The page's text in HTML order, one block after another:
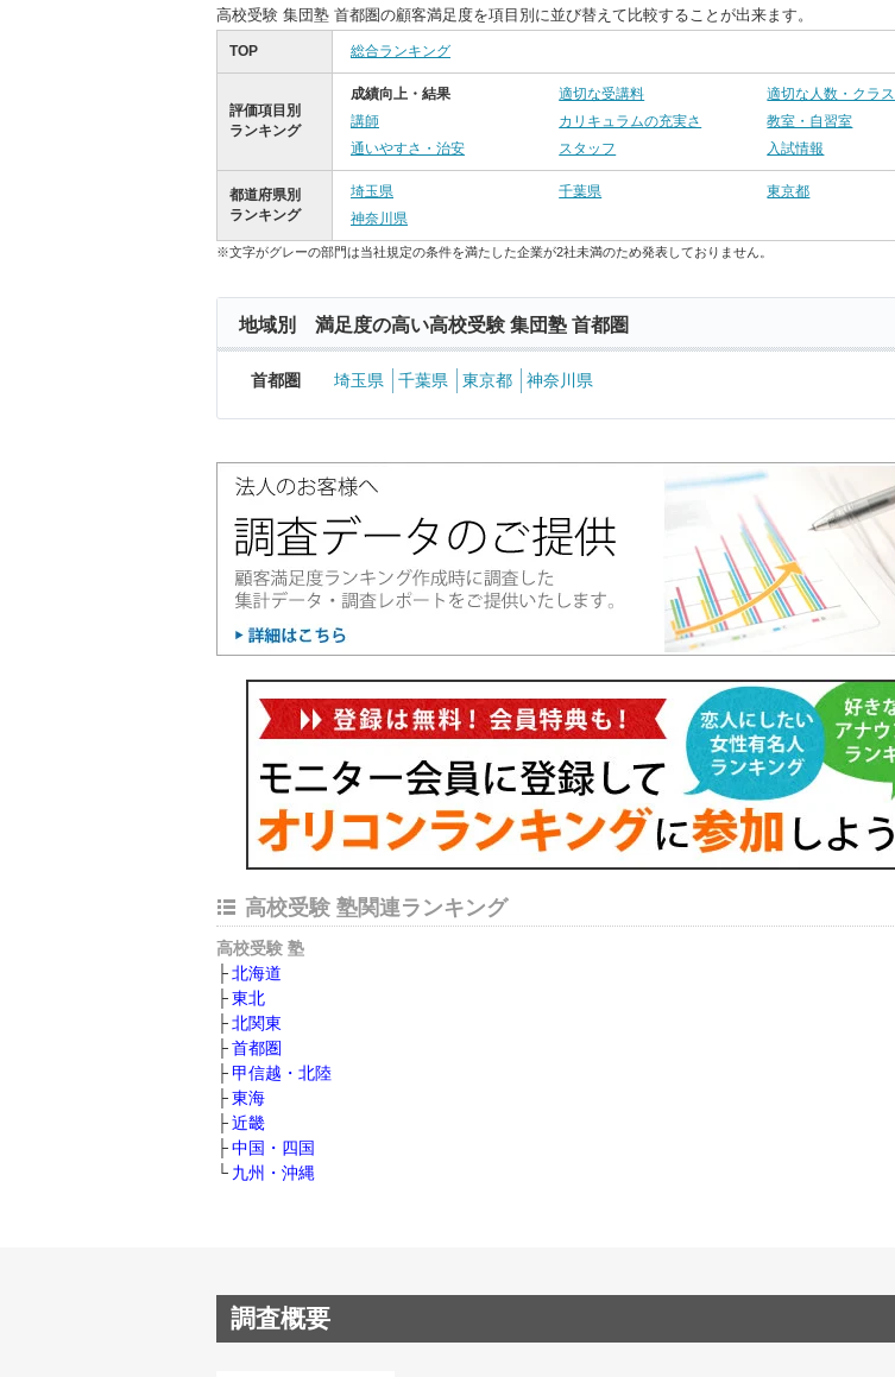
高校受験 集団塾 首都圏の顧客満足度を項目別に並び替えて比較することが出来ます。
TOP 総合ランキング
評価項目別
ランキング
成績向上・結果 適切な受講料
適切な人数・クラス
講師
カリキュラムの充実さ
教室・自習室
通いやすさ・治安
スタッフ 入試情報
都道府県別
ランキング
埼玉県 千葉県
東京都
神奈川県
※文字がグレーの部門は当社規定の条件を満たした企業が2社未満のため発表しておりません。
地域別 満足度の高い高校受験 集団塾 首都圏
首都圏 埼玉県 千葉県 東京都 神奈川県
高校受験 塾関連ランキング
高校受験 塾
北海道
東北
北関東
首都圏
甲信越・北陸
東海
近畿
中国・四国
九州・沖縄
調査概要